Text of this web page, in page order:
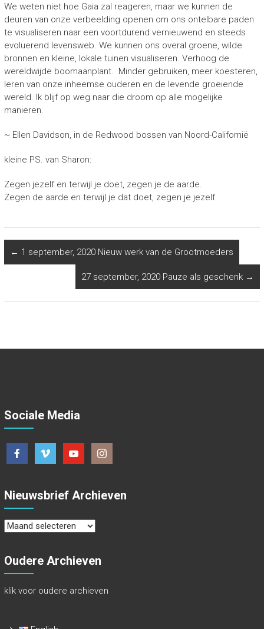
We weten niet hoe Gaia zal reageren, maar we kunnen de
deuren van onze verbeelding openen om ons ontelbare paden
te visualiseren naar een voortdurend vernieuwend en steeds
evoluerend levensweb. We kunnen ons overal groene, wilde
bronnen en kleine, lokale tuinen visualiseren. Verhoog de
wereldwijde boomaanplant. Minder gebruiken, meer koesteren,
leren van onze inheemse ouderen en de levende groeiende
wereld. Ik blijf op weg naar die droom op alle mogelijke
manieren.
~ Ellen Davidson, in de Redwood bossen van Noord-Californië
kleine PS. van Sharon:
Zegen jezelf en terwijl je doet, zegen je de aarde.
Zegen de aarde en terwijl je dat doet, zegen je jezelf.
← 1 september, 2020 Nieuw werk van de Grootmoeders
27 september, 2020 Pauze als geschenk →
Sociale Media
Nieuwsbrief Archieven
Nieuwsbrief
Oudere Archieven
klik voor oudere archieven